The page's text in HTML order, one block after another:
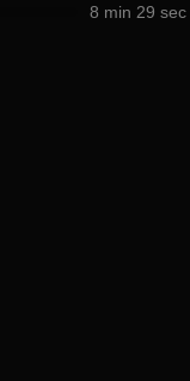
8 min 29 sec